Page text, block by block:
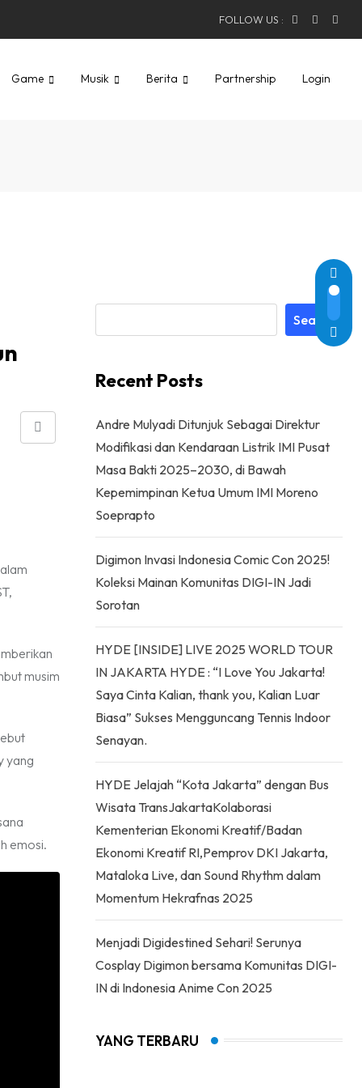
FOLLOW US :
Game Musik Berita Partnership Login
Share
musim
yang
emosi.
Search
Recent Posts
Andre Mulyadi Ditunjuk Sebagai Direktur
Modifikasi dan Kendaraan Listrik IMI Pusat
Masa Bakti 2025–2030, di Bawah
Kepemimpinan Ketua Umum IMI Moreno
Soeprapto
Digimon Invasi Indonesia Comic Con 2025!
Koleksi Mainan Komunitas DIGI-IN Jadi
Sorotan
HYDE [INSIDE] LIVE 2025 WORLD TOUR
IN JAKARTA HYDE : “I Love You Jakarta!
Saya Cinta Kalian, thank you, Kalian Luar
Biasa” Sukses Mengguncang Tennis Indoor
Senayan.
HYDE Jelajah “Kota Jakarta” dengan Bus
Wisata TransJakartaKolaborasi
Kementerian Ekonomi Kreatif/Badan
Ekonomi Kreatif RI,Pemprov DKI Jakarta,
Mataloka Live, dan Sound Rhythm dalam
Momentum Hekrafnas 2025
Menjadi Digidestined Sehari! Serunya
Cosplay Digimon bersama Komunitas DIGI-
IN di Indonesia Anime Con 2025
YANG TERBARU